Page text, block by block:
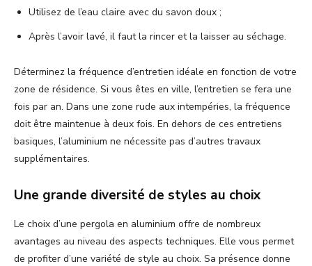
Utilisez de l’eau claire avec du savon doux ;
Après l’avoir lavé, il faut la rincer et la laisser au séchage.
Déterminez la fréquence d’entretien idéale en fonction de votre
zone de résidence. Si vous êtes en ville, l’entretien se fera une
fois par an. Dans une zone rude aux intempéries, la fréquence
doit être maintenue à deux fois. En dehors de ces entretiens
basiques, l’aluminium ne nécessite pas d’autres travaux
supplémentaires.
Une grande diversité de styles au choix
Le choix d’une pergola en aluminium offre de nombreux
avantages au niveau des aspects techniques. Elle vous permet
de profiter d’une variété de style au choix. Sa présence donne